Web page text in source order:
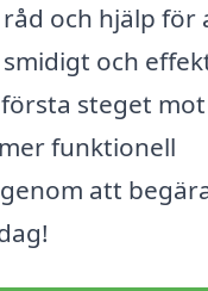
och hjälp för
och
steget
funktionell
att